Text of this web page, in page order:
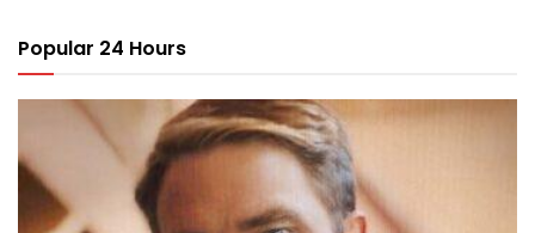
Popular 24 Hours